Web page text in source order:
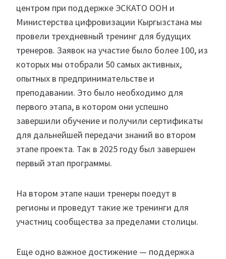
центром при поддержке ЭСКАТО ООН и
Министерства цифровизации Кыргызстана мы
провели трехдневный тренинг для будущих
тренеров. Заявок на участие было более 100, из
которых мы отобрали 50 самых активных,
опытных в предпринимательстве и
преподавании. Это было необходимо для
первого этапа, в котором они успешно
завершили обучение и получили сертификаты
для дальнейшей передачи знаний во втором
этапе проекта. Так в 2025 году был завершен
первый этап программы.
На втором этапе наши тренеры поедут в
регионы и проведут такие же тренинги для
участниц сообщества за пределами столицы.
Еще одно важное достижение — поддержка